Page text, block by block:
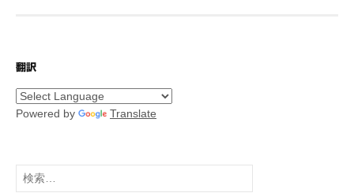
翻訳
Powered by Translate
検
索: